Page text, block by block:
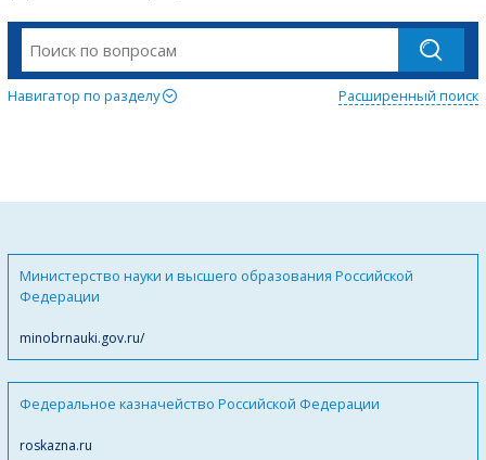
Навигатор по разделу Расширенный поиск
Министерство науки и высшего образования Российской
Федерации
minobrnauki.gov.ru/
Федеральное казначейство Российской Федерации
roskazna.ru